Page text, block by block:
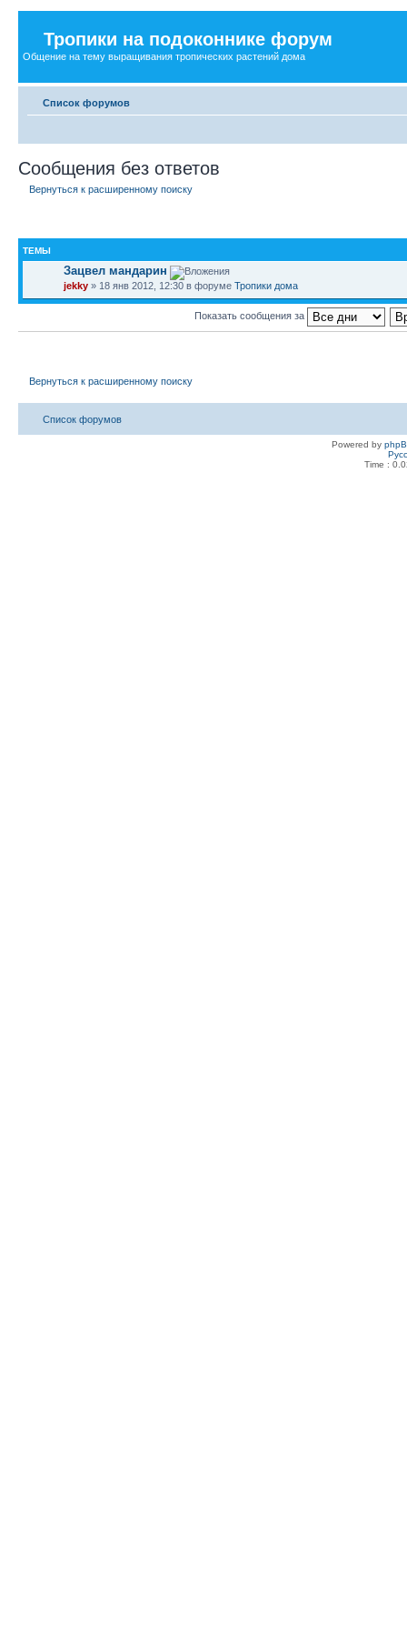
Тропики на подоконнике форум
Общение на тему выращивания тропических растений дома
Список форумов
Сообщения без ответов
Вернуться к расширенному поиску
ТЕМЫ
Зацвел мандарин
jekky » 18 янв 2012, 12:30 в форуме Тропики дома
Показать сообщения за
Вернуться к расширенному поиску
Список форумов
Powered by
Time :